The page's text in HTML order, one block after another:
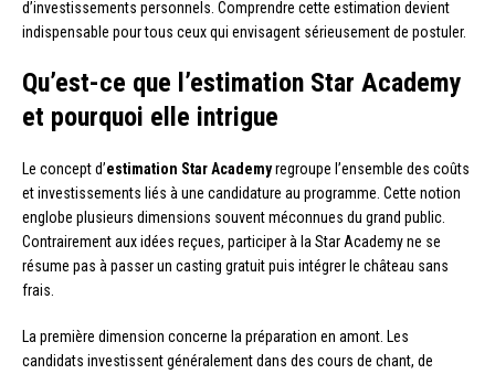
d’investissements personnels. Comprendre cette estimation devient
indispensable pour tous ceux qui envisagent sérieusement de postuler.
Qu’est-ce que l’estimation Star Academy
et pourquoi elle intrigue
Le concept d’estimation Star Academyregroupe l’ensemble des coûts
et investissements liés à une candidature au programme. Cette notion
englobe plusieurs dimensions souvent méconnues du grand public.
Contrairement aux idées reçues, participer à la Star Academy ne se
résume pas à passer un casting gratuit puis intégrer le château sans
frais.
La première dimension concerne la préparation en amont. Les
candidats investissent généralement dans des cours de chant, de